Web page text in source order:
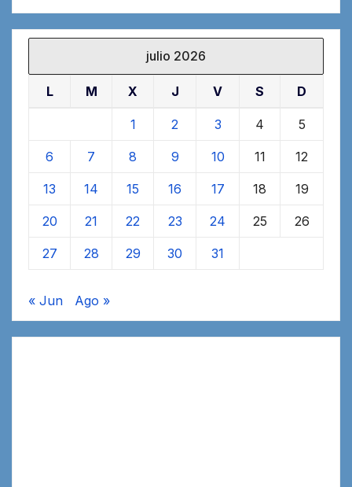
julio 2026
L M X J V S D
1 2 3 4 5
6 7 8 9 10 11 12
13 14 15 16 17 18 19
20 21 22 23 24 25 26
27 28 29 30 31
« Jun Ago »